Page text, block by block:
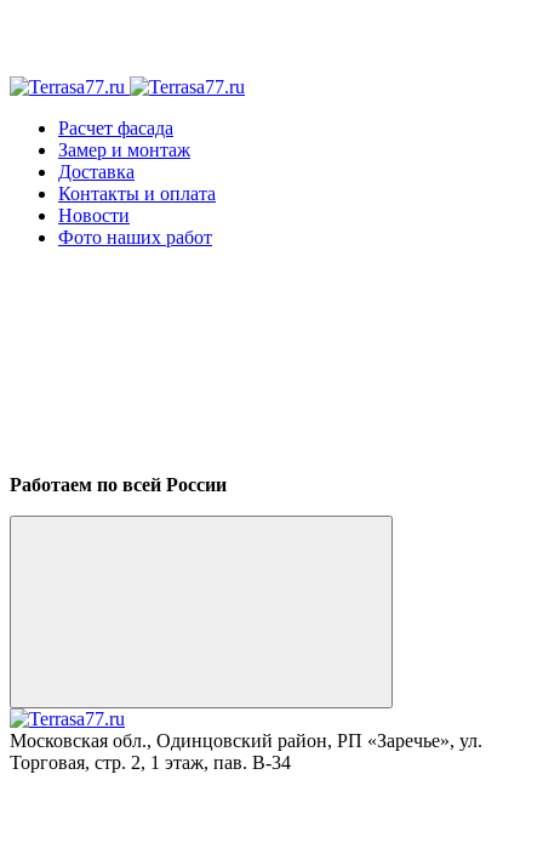
Расчет фасада
Замер и монтаж
Доставка
Контакты и оплата
Новости
Фото наших работ
Работаем по всей России
Московская обл., Одинцовский район, РП «Заречье», ул.
Торговая, стр. 2, 1 этаж, пав. B-34